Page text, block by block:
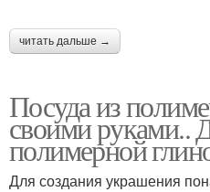
читать дальше →
Посуда из
своими руками..
полимерной
Для создания украшения